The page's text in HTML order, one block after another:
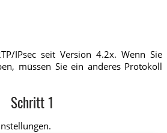
IPsec seit Version 4.2x. Wenn Sie
müssen Sie ein anderes Protokoll
Schritt 1